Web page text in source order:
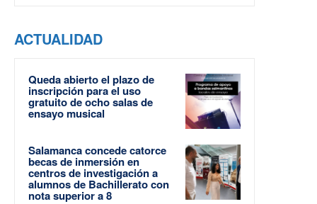
ACTUALIDAD
Queda abierto el plazo de
inscripción para el uso
gratuito de ocho salas de
ensayo musical
Salamanca concede catorce
becas de inmersión en
centros de investigación a
alumnos de Bachillerato con
nota superior a 8